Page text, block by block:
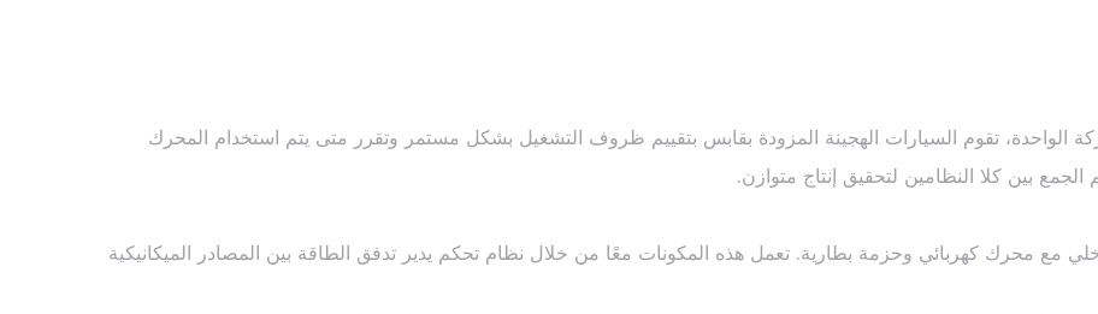
الواحدة، تقوم السيارات الهجينة المزودة بقابس بتقييم ظروف التشغيل بشكل مستمر وتقرر متى يتم استخدام المحرك
بين كلا النظامين لتحقيق إنتاج متوازن.
مع محرك كهربائي وحزمة بطارية. تعمل هذه المكونات معًا من خلال نظام تحكم يدير تدفق الطاقة بين المصادر الميكانيكية